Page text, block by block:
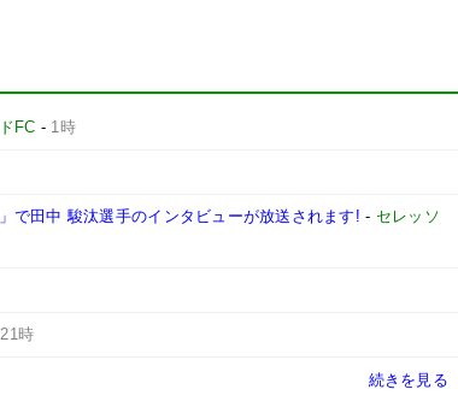
FC - 1時
で田中 駿汰選手のインタビューが放送されます! - セレッソ
時
続きを見る